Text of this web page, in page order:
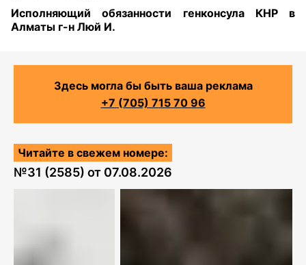
Исполняющий обязанности генконсула КНР в
Алматы г-н Люй И.
Здесь могла бы быть ваша реклама
+7 (705) 715 70 96
Читайте в свежем номере:
№31 (2585) от 07.08.2026